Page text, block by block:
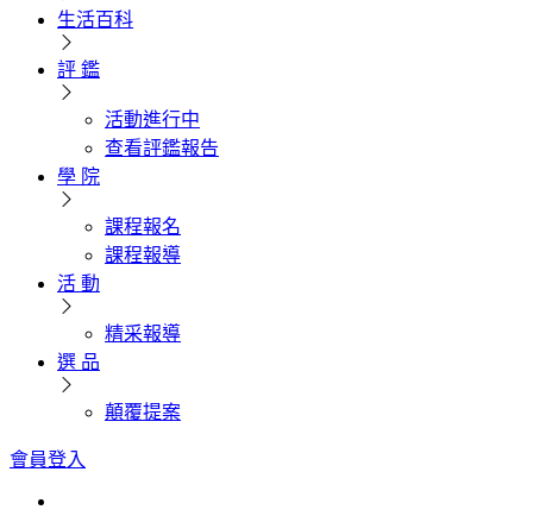
生活百科
評 鑑
活動進行中
查看評鑑報告
學 院
課程報名
課程報導
活 動
精采報導
選 品
顛覆提案
會員登入